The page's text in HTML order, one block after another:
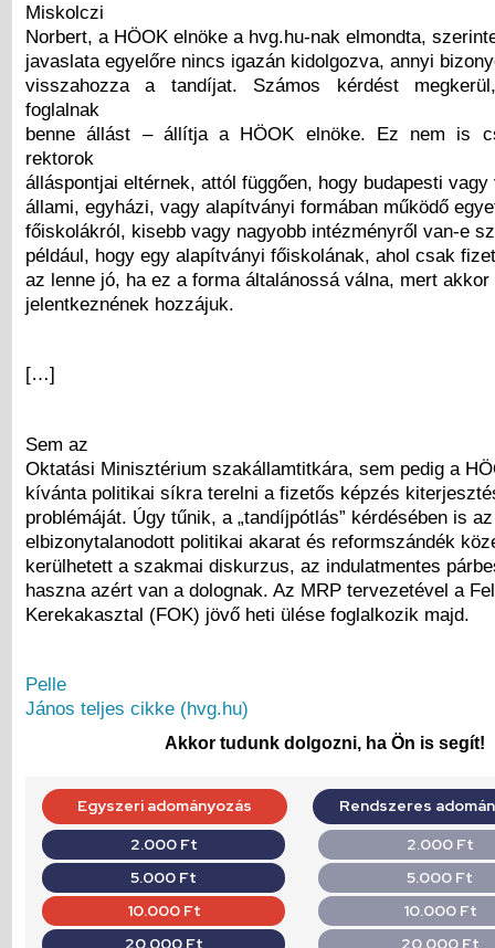
Miskolczi
Norbert, a HÖOK elnöke a hvg.hu-nak elmondta,
javaslata egyelőre nincs igazán kidolgozva, annyi
visszahozza a tandíjat. Számos kérdést
foglalnak
benne állást – állítja a HÖOK elnöke. Ez nem is
rektorok
álláspontjai eltérnek, attól függően, hogy budapesti vagy
állami, egyházi, vagy alapítványi formában működő
főiskolákról, kisebb vagy nagyobb intézményről van-e
például, hogy egy alapítványi főiskolának, ahol csak
az lenne jó, ha ez a forma általánossá válna, mert akkor
jelentkeznének hozzájuk.
[…]
Sem az
Oktatási Minisztérium szakállamtitkára, sem pedig a
kívánta politikai síkra terelni a fizetős képzés
problémáját. Úgy tűnik, a „tandíjpótlás” kérdésében is az
elbizonytalanodott politikai akarat és reformszándék
kerülhetett a szakmai diskurzus, az indulatmentes
haszna azért van a dolognak. Az MRP tervezetével a
Kerekakasztal (FOK) jövő heti ülése foglalkozik majd.
Pelle
János teljes cikke (hvg.hu)
Akkor tudunk dolgozni, ha Ön is segít!